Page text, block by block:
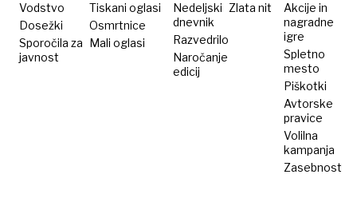
Vodstvo
Dosežki
Sporočila za
javnost
Tiskani oglasi
Osmrtnice
Mali oglasi
Nedeljski
dnevnik
Razvedrilo
Naročanje
edicij
Zlata nit
Akcije in
nagradne
igre
Spletno
mesto
Piškotki
Avtorske
pravice
Volilna
kampanja
Zasebnost